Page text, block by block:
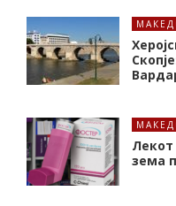
Лекот
зема